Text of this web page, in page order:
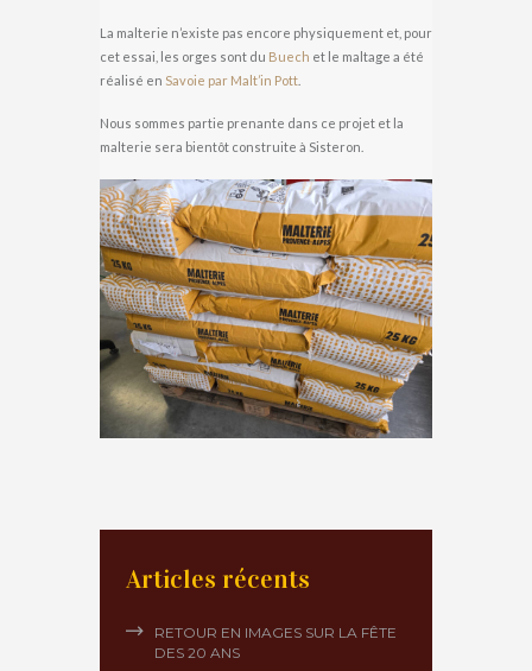
La malterie n’existe pas encore physiquement et, pour
cet essai, les orges sont du Buech et le maltage a été
réalisé en Savoie par Malt’in Pott
Nous sommes partie prenante dans ce projet et la
malterie sera bientôt construite à Sisteron.
Articles récents
RETOUR EN IMAGES SUR LA FÊTE
DES 20 ANS